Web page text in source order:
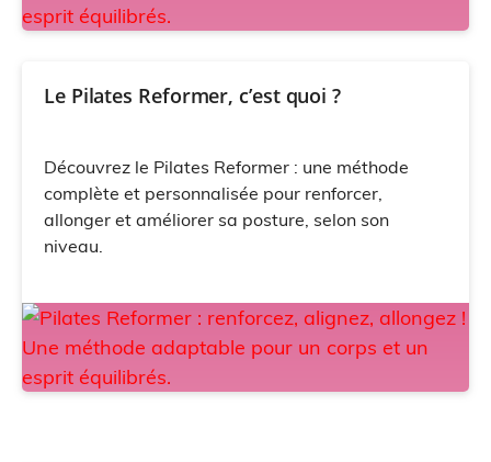
Le Pilates Reformer, c’est quoi ?
Découvrez le Pilates Reformer : une méthode
complète et personnalisée pour renforcer,
allonger et améliorer sa posture, selon son
niveau.